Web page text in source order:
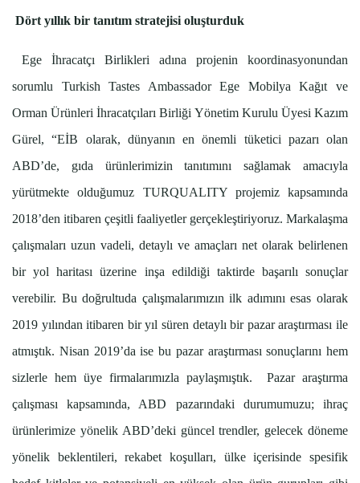
Dört yıllık bir tanıtım stratejisi oluşturduk
Ege İhracatçı Birlikleri adına projenin koordinasyonundan
sorumlu Turkish Tastes Ambassador Ege Mobilya Kağıt ve
Orman Ürünleri İhracatçıları Birliği Yönetim Kurulu Üyesi Kazım
Gürel, “EİB olarak, dünyanın en önemli tüketici pazarı olan
ABD’de, gıda ürünlerimizin tanıtımını sağlamak amacıyla
yürütmekte olduğumuz TURQUALITY projemiz kapsamında
2018’den itibaren çeşitli faaliyetler gerçekleştiriyoruz. Markalaşma
çalışmaları uzun vadeli, detaylı ve amaçları net olarak belirlenen
bir yol haritası üzerine inşa edildiği taktirde başarılı sonuçlar
verebilir. Bu doğrultuda çalışmalarımızın ilk adımını esas olarak
2019 yılından itibaren bir yıl süren detaylı bir pazar araştırması ile
atmıştık. Nisan 2019’da ise bu pazar araştırması sonuçlarını hem
sizlerle hem üye firmalarımızla paylaşmıştık. Pazar araştırma
çalışması kapsamında, ABD pazarındaki durumumuzu; ihraç
ürünlerimize yönelik ABD’deki güncel trendler, gelecek döneme
yönelik beklentileri, rekabet koşulları, ülke içerisinde spesifik